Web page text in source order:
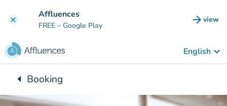
clear Affluences
FREE – Google Play arrow_forward view
(new
English keyboard_arrow_down
arrow_leftBack to:
Booking